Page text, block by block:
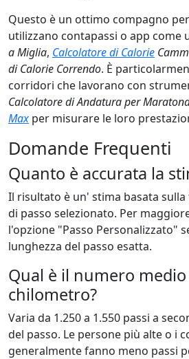
Questo è un ottimo compagno
utilizzano contapassi o app come
a Miglia, Calcolatore di Calorie
di Calorie Correndo. È
corridori che lavorano con
Calcolatore di Andatura per
Max per misurare le loro
Domande Frequenti
Quanto è accurata la
Il risultato è un' stima basata
di passo selezionato. Per
l'opzione "Passo Personalizzato"
lunghezza del passo esatta.
Qual è il numero
chilometro?
Varia da 1.250 a 1.550 passi a
del passo. Le persone più alte o i
generalmente fanno meno passi